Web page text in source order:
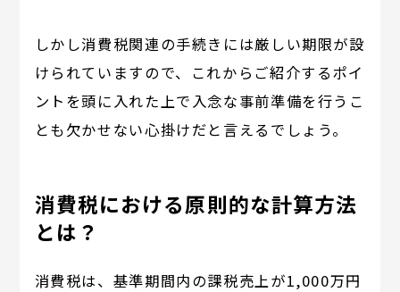
しかし消費税関連の手続きには厳しい期限が設
けられていますので、これからご紹介するポイ
ントを頭に入れた上で入念な事前準備を行うこ
とも欠かせない心掛けだと言えるでしょう。
消費税における原則的な計算方法
とは？
消費税は、基準期間内の課税売上が1,000万円